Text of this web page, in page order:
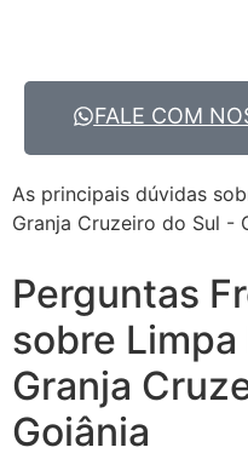
FALE COM
As principais dúvidas
Granja Cruzeiro do Sul -
Perguntas
sobre Limpa
Granja
Goiânia